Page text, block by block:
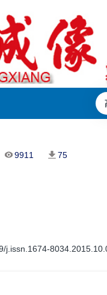
9911 75
j.issn.1674-